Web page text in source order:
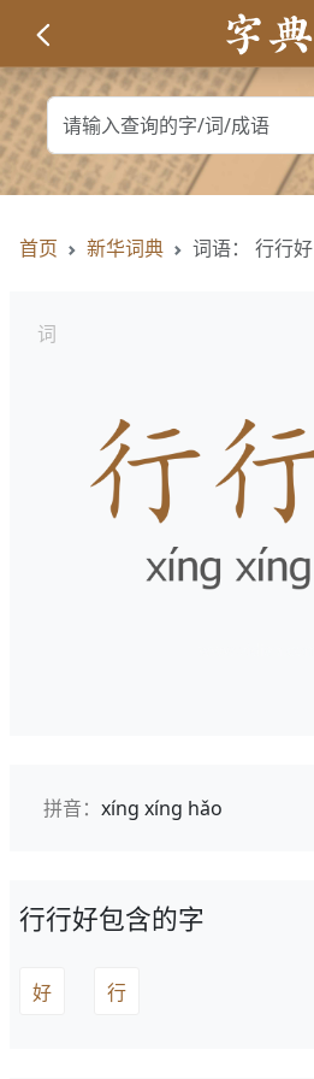
首页 新华词典 词语： 行行好
词
拼音： xíng xíng hǎo
行行好包含的字
好 行